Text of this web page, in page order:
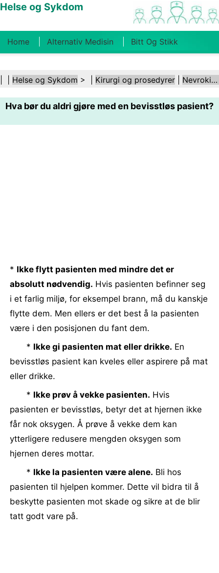
Helse og Sykdom
Home Alternativ Medisin Bitt Og Stikk
Kosthold Og Ernæring Familiehelse
Helsebransjen Psykisk Helse Folkehelse Og
Sikkerhet Kirurgi Og Prosedyrer Helse
Helse og Sykdom > | Kirurgi og prosedyrer Nevrokirurgi
Hva bør du aldri gjøre med en bevisstløs pasient?
* Ikke flytt pasienten med mindre det er
absolutt nødvendig. Hvis pasienten befinner seg
i et farlig miljø, for eksempel brann, må du kanskje
flytte dem. Men ellers er det best å la pasienten
være i den posisjonen du fant dem.
* Ikke gi pasienten mat eller drikke. En
bevisstløs pasient kan kveles eller aspirere på mat
eller drikke.
* Ikke prøv å vekke pasienten. Hvis
pasienten er bevisstløs, betyr det at hjernen ikke
får nok oksygen. Å prøve å vekke dem kan
ytterligere redusere mengden oksygen som
hjernen deres mottar.
* Ikke la pasienten være alene. Bli hos
pasienten til hjelpen kommer. Dette vil bidra til å
beskytte pasienten mot skade og sikre at de blir
tatt godt vare på.